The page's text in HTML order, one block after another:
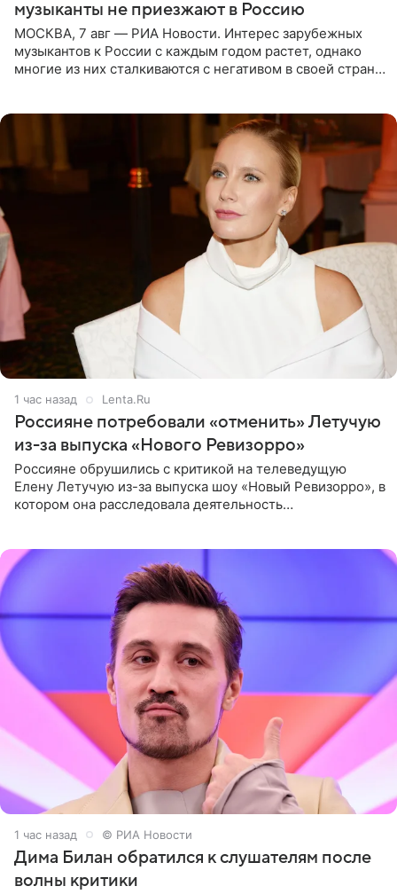
музыканты не приезжают в Россию
МОСКВА, 7 авг — РИА Новости. Интерес зарубежных
музыкантов к России с каждым годом растет, однако
многие из них сталкиваются с негативом в своей стране
1 час назад Lenta.Ru
Россияне потребовали «отменить» Летучую
из-за выпуска «Нового Ревизорро»
Россияне обрушились с критикой на телеведущую
Елену Летучую из-за выпуска шоу «Новый Ревизорро», в
котором она расследовала деятельность
1 час назад © РИА Новости
Дима Билан обратился к слушателям после
волны критики